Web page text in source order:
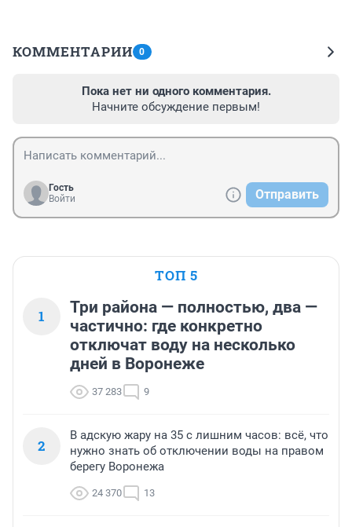
КОММЕНТАРИИ 0
Пока нет ни одного комментария.
Начните обсуждение первым!
Гость
Войти
Отправить
ТОП 5
1
Три района — полностью, два —
частично: где конкретно
отключат воду на несколько
дней в Воронеже
37 283 9
2
В адскую жару на 35 с лишним часов: всё, что
нужно знать об отключении воды на правом
берегу Воронежа
24 370 13